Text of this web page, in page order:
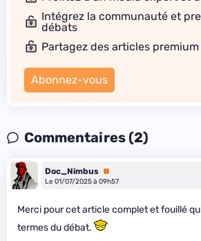
Intégrez la communauté et
débats
Partagez des articles
Abonnez-vous
Commentaires (2)
Doc_Nimbus Premium
Le 01/07/2025 à 09h57
Merci pour cet article complet et fouillé
termes du débat.